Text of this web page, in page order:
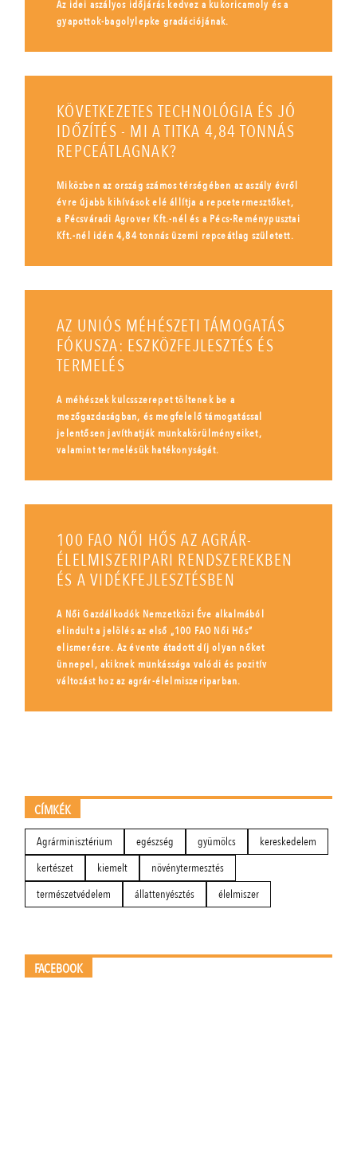
Az idei aszályos időjárás kedvez a kukoricamoly és a
gyapottok-bagolylepke gradációjának.
KÖVETKEZETES TECHNOLÓGIA ÉS JÓ
IDŐZÍTÉS - MI A TITKA 4,84 TONNÁS
REPCEÁTLAGNAK?
Miközben az ország számos térségében az aszály évről
évre újabb kihívások elé állítja a repcetermesztőket,
a Pécsváradi Agrover Kft.-nél és a Pécs-Reménypusztai
Kft.-nél idén 4,84 tonnás üzemi repceátlag született.
AZ UNIÓS MÉHÉSZETI TÁMOGATÁS
FÓKUSZA: ESZKÖZFEJLESZTÉS ÉS
TERMELÉS
A méhészek kulcsszerepet töltenek be a
mezőgazdaságban, és megfelelő támogatással
jelentősen javíthatják munkakörülményeiket,
valamint termelésük hatékonyságát.
100 FAO NŐI HŐS AZ AGRÁR-
ÉLELMISZERIPARI RENDSZEREKBEN
ÉS A VIDÉKFEJLESZTÉSBEN
A Női Gazdálkodók Nemzetközi Éve alkalmából
elindult a jelölés az első „100 FAO Női Hős”
elismerésre. Az évente átadott díj olyan nőket
ünnepel, akiknek munkássága valódi és pozitív
változást hoz az agrár-élelmiszeriparban.
CÍMKÉK
Agrárminisztérium egészség gyümölcs
kereskedelem
kertészet
kiemelt
növénytermesztés
természetvédelem
állattenyésztés élelmiszer
FACEBOOK